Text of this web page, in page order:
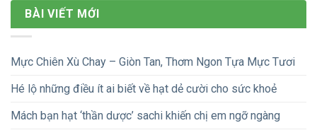
BÀI VIẾT MỚI
Mực Chiên Xù Chay – Giòn Tan, Thơm Ngon Tựa Mực Tươi
Hé lộ những điều ít ai biết về hạt dẻ cười cho sức khoẻ
Mách bạn hạt ‘thần dược’ sachi khiến chị em ngỡ ngàng